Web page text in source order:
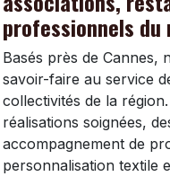
professionnels du
Basés près de Cannes,
savoir-faire au service
collectivités de la
réalisations soignées,
accompagnement de
personnalisation textile